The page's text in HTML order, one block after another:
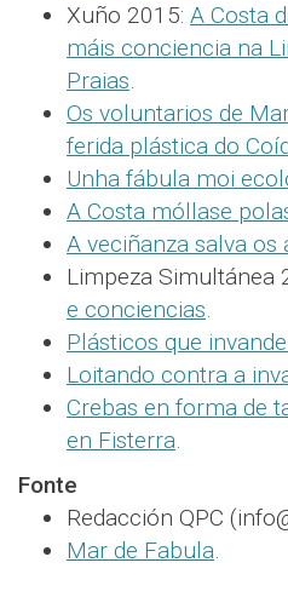
Xuño 2015: A Costa
máis conciencia na
Praias.
Os voluntarios de
ferida plástica do
Unha fábula moi
A Costa móllase
A veciñanza salva os
Limpeza Simultánea
e conciencias.
Plásticos que
Loitando contra a
Crebas en forma de
en Fisterra.
Fonte
Redacción QPC
Mar de Fabula.